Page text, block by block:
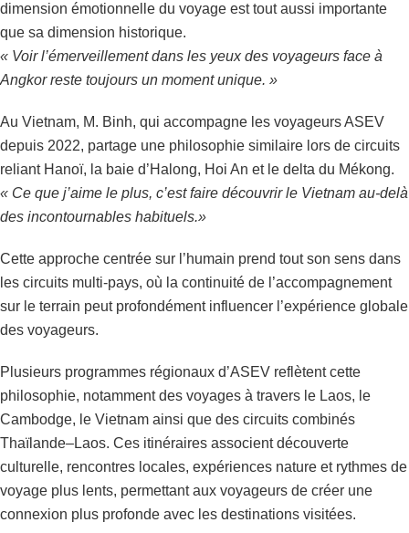
dimension émotionnelle du voyage est tout aussi importante
que sa dimension historique.
« Voir l’émerveillement dans les yeux des voyageurs face à
Angkor reste toujours un moment unique. »
Au Vietnam, M. Binh, qui accompagne les voyageurs ASEV
depuis 2022, partage une philosophie similaire lors de circuits
reliant Hanoï, la baie d’Halong, Hoi An et le delta du Mékong.
« Ce que j’aime le plus, c’est faire découvrir le Vietnam au-delà
des incontournables habituels.»
Cette approche centrée sur l’humain prend tout son sens dans
les circuits multi-pays, où la continuité de l’accompagnement
sur le terrain peut profondément influencer l’expérience globale
des voyageurs.
Plusieurs programmes régionaux d’ASEV reflètent cette
philosophie, notamment des voyages à travers le Laos, le
Cambodge, le Vietnam ainsi que des circuits combinés
Thaïlande–Laos. Ces itinéraires associent découverte
culturelle, rencontres locales, expériences nature et rythmes de
voyage plus lents, permettant aux voyageurs de créer une
connexion plus profonde avec les destinations visitées.